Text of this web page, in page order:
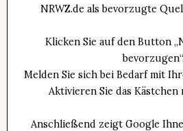
NRWZ.de als bevorzugte
Klicken Sie auf den Button
bevorzugen“.
Melden Sie sich bei Bedarf mit
Aktivieren Sie das Kästchen
Anschließend zeigt Google